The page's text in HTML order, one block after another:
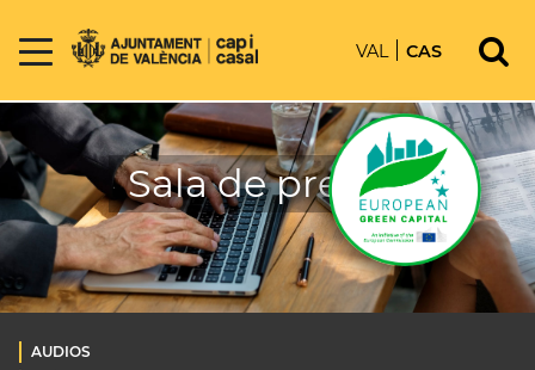
VAL CAS
Sala de prensa
AUDIOS